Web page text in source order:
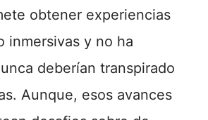
obtener experiencias
inmersivas y no ha
deberían transpirado
Aunque, esos avances